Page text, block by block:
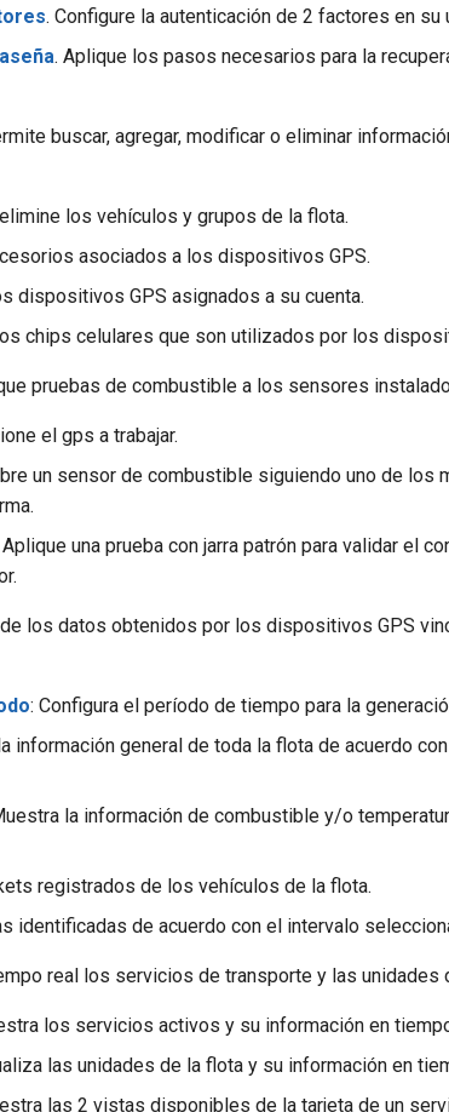
. Configure la autenticación de 2 factores en su
. Aplique los pasos necesarios para la
buscar, agregar, modificar o eliminar
los vehículos y grupos de la flota.
asociados a los dispositivos GPS.
dispositivos GPS asignados a su cuenta.
chips celulares que son utilizados por los
pruebas de combustible a los sensores
el gps a trabajar.
un sensor de combustible siguiendo uno de los
Aplique una prueba con jarra patrón para validar el
los datos obtenidos por los dispositivos GPS
: Configura el período de tiempo para la
información general de toda la flota de acuerdo
la información de combustible y/o
registrados de los vehículos de la flota.
identificadas de acuerdo con el intervalo
real los servicios de transporte y las unidades
los servicios activos y su información en
las unidades de la flota y su información en
las 2 vistas disponibles de la tarjeta de un